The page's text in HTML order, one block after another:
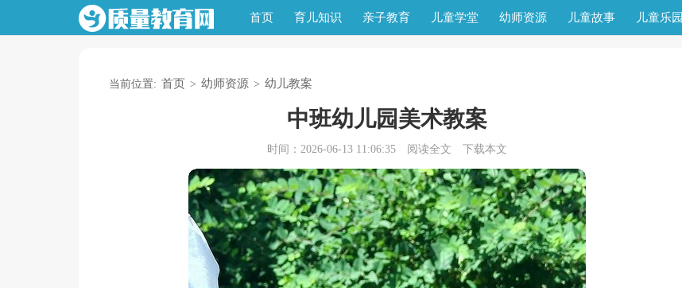
首页 育儿知识 亲子教育 儿童学堂 幼师资源 儿童故事 儿童乐园
当前位置: 首页 > 幼师资源 > 幼儿教案
中班幼儿园美术教案
时间：2026-06-13 11:06:35 阅读全文 下载本文